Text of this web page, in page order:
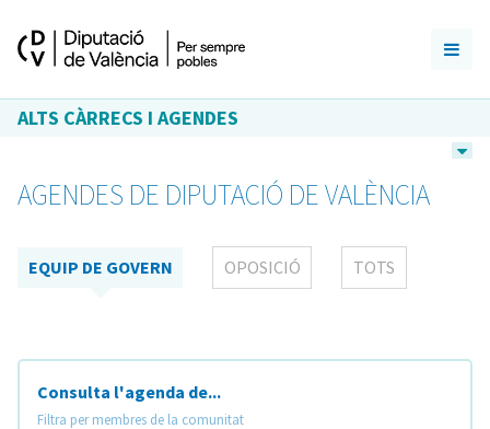
ALTS CÀRRECS I AGENDES
AGENDES DE DIPUTACIÓ DE VALÈNCIA
EQUIP DE GOVERN OPOSICIÓ TOTS
Consulta l'agenda de...
Filtra per membres de la comunitat